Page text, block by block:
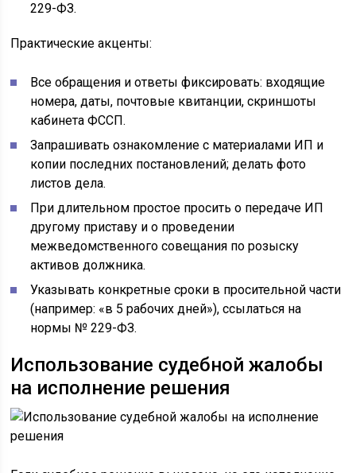
229-ФЗ.
Практические акценты:
Все обращения и ответы фиксировать: входящие
номера, даты, почтовые квитанции, скриншоты
кабинета ФССП.
Запрашивать ознакомление с материалами ИП и
копии последних постановлений; делать фото
листов дела.
При длительном простое просить о передаче ИП
другому приставу и о проведении
межведомственного совещания по розыску
активов должника.
Указывать конкретные сроки в просительной части
(например: «в 5 рабочих дней»), ссылаться на
нормы № 229-ФЗ.
Использование судебной жалобы
на исполнение решения